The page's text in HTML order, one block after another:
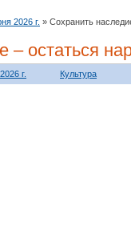
2026 г. » Сохранить
– остаться
г. Культура